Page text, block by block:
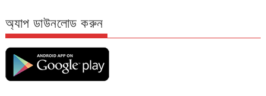
অ্যাপ ডাউনলোড করুন